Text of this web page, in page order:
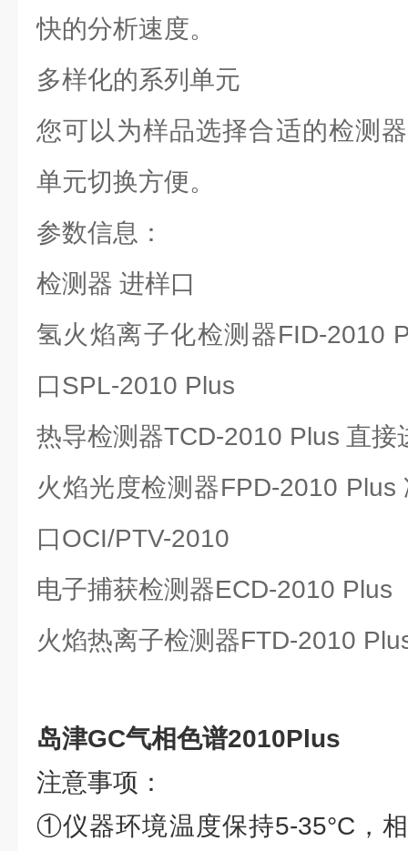
快的分析速度。
多样化的系列单元
您可以为样品选择合适的检测
单元切换方便。
参数信息：
检测器 进样口
氢火焰离子化检测器FID-2010
口SPL-2010 Plus
热导检测器TCD-2010 Plus 直接
火焰光度检测器FPD-2010 Plus
口OCI/PTV-2010
电子捕获检测器ECD-2010 Plus
火焰热离子检测器FTD-2010
岛津GC气相色谱2010Plus
注意事项：
①仪器环境温度保持5-35°C，